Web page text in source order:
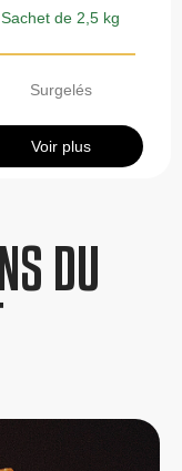
Sachet de 2,5 kg
Surgelés
Voir plus
DU